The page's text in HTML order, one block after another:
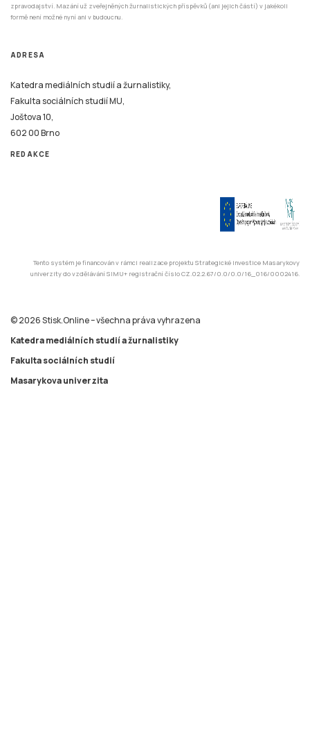
zpravodajství. Mazání už zveřejněných žurnalistických příspěvků (ani jejich částí) v jakékoli
formě není možné nyní ani v budoucnu.
ADRESA
Katedra mediálních studií a žurnalistiky,
Fakulta sociálních studií MU,
Joštova 10,
602 00 Brno
REDAKCE
Tento systém je financován v rámci realizace projektu Strategické investice Masarykovy
univerzity do vzdělávání SIMU+ registrační číslo CZ.02.2.67/0.0/0.0/16_016/0002416.
© 2026 Stisk.Online – všechna práva vyhrazena
Katedra mediálních studií a žurnalistiky
Fakulta sociálních studií
Masarykova univerzita